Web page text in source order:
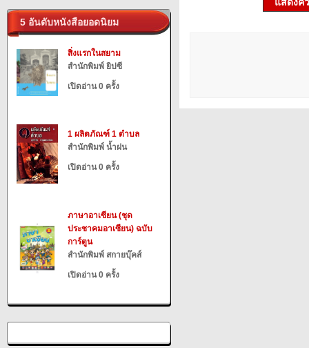
5 อันดับหนังสือยอดนิยม
สิ่งแรกในสยาม
สำนักพิมพ์ ยิปซี
เปิดอ่าน 0 ครั้ง
1 ผลิตภัณฑ์ 1 ตำบล
สำนักพิมพ์ น้ำฝน
เปิดอ่าน 0 ครั้ง
ภาษาอาเซียน (ชุด
ประชาคมอาเซียน) ฉบับ
การ์ตูน
สำนักพิมพ์ สกายบุ๊คส์
เปิดอ่าน 0 ครั้ง